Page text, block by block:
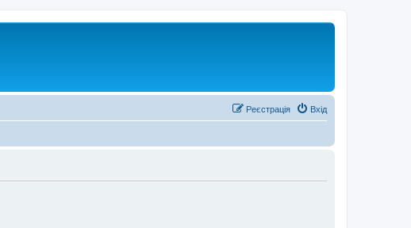
Вхід
Реєстрація